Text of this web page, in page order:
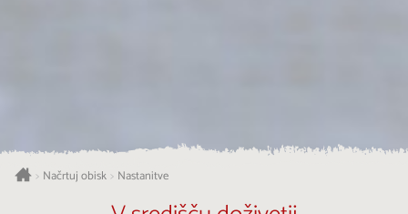
> Načrtuj obisk > Nastanitve